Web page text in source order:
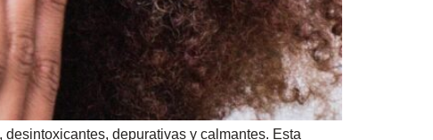
depurativas y calmantes. Esta